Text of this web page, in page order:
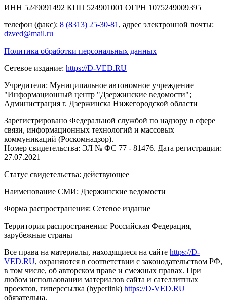
ИНН 5249091492 КПП 524901001 ОГРН 1075249009395
телефон (факс): 8 (8313) 25-30-81 , адрес электронной почты:
dzved@mail.ru
Политика обработки персональных данных
Сетевое издание: https://D-VED.RU
Учредители: Муниципальное автономное учреждение
"Информационный центр "Дзержинские ведомости";
Администрация г. Дзержинска Нижегородской области
Зарегистрировано Федеральной службой по надзору в сфере
связи, информационных технологий и массовых
коммуникаций (Роскомнадзор).
Номер свидетельства: ЭЛ № ФС 77 - 81476. Дата регистрации:
27.07.2021
Статус свидетельства: действующее
Наименование СМИ: Дзержинские ведомости
Форма распространения: Сетевое издание
Территория распространения: Российская Федерация,
зарубежные страны
Все права на материалы, находящиеся на сайте https://D-
VED.RU, охраняются в соответствии с законодательством РФ,
в том числе, об авторском праве и смежных правах. При
любом использовании материалов сайта и сателлитных
проектов, гиперссылка (hyperlink) https://D-VED.RU
обязательна.